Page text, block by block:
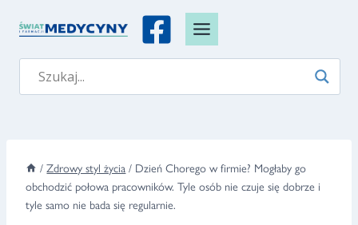
/ Zdrowy styl życia / Dzień Chorego w firmie? Mogłaby go
obchodzić połowa pracowników. Tyle osób nie czuje się dobrze i
tyle samo nie bada się regularnie.